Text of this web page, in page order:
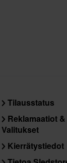
Tilausstatus
Reklamaatiot &
Valitukset
Kierrätystiedot